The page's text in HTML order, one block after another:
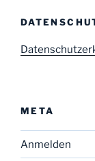
META
Anmelden